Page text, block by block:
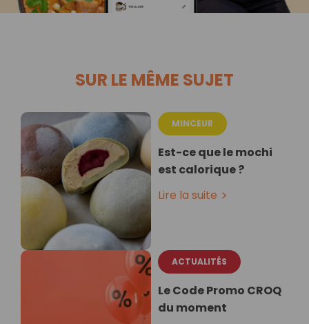
SUR LE MÊME SUJET
MINCEUR
Est-ce que le mochi
est calorique ?
Lire la suite
ACTUALITÉS
Le Code Promo CROQ
du moment